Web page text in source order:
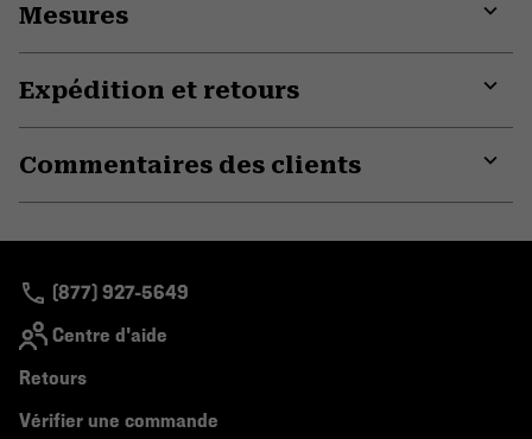
Mesures
Expédition et retours
Commentaires des clients
(877) 927-5649
Centre d'aide
Retours
Vérifier une commande